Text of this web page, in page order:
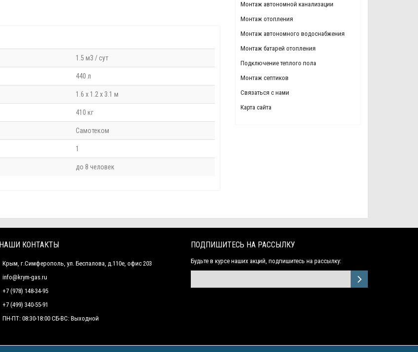
Монтаж автономной канализации
Монтаж отопления
Монтаж автономного водоснабжения
Монтаж батарей отопления
Подключение теплого пола
Монтаж септиков
Связаться с нами
Карта сайта
1.5 м3 / сут
440 л
1.6 х 1.2 х 3.1 м
410 кг
Самотеком
1
до 8 человек
НАШИ КОНТАКТЫ
Крым, г.Симферополь, ул. Беспалова, д.110е, офис 203
info@krym-gas.ru
+7 (978) 148-34-95
+7 (499) 340-55-91 ​
ПН-ПТ: 08:30-18:00 СБ-ВС: Выходной
ПОДПИШИТЕСЬ НА РАССЫЛКУ
Будьте в курсе наших акций, подпишитесь на рассылку: